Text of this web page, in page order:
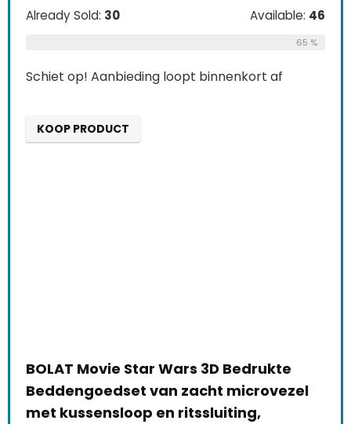
Already Sold: 30 Available: 46
65 %
Schiet op! Aanbieding loopt binnenkort af
KOOP PRODUCT
BOLAT Movie Star Wars 3D Bedrukte
Beddengoedset van zacht microvezel
met kussensloop en ritssluiting,